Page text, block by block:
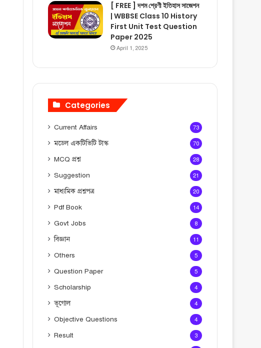
[ FREE ] দশম শ্রেণী ইতিহাস সাজেশন
| WBBSE Class 10 History
First Unit Test Question
Paper 2025
April 1, 2025
Categories
Current Affairs 73
মডেল একটিভিটি টাস্ক 70
MCQ প্রশ্ন 28
Suggestion 21
মাধ্যমিক প্রশ্নপত্র 20
Pdf Book 14
Govt Jobs 8
বিজ্ঞান 11
Others 5
Question Paper 5
Scholarship 4
ভূগোল 4
Objective Questions 4
Result 3